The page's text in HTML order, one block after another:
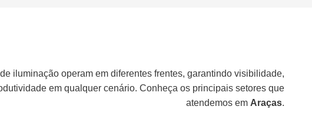
iluminação operam em diferentes frentes, garantindo visibilidade,
em qualquer cenário. Conheça os principais setores que
atendemos em Araças.